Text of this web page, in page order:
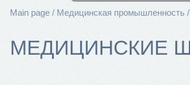
Main page Медицинская промышленность
МЕДИЦИНСКИЕ